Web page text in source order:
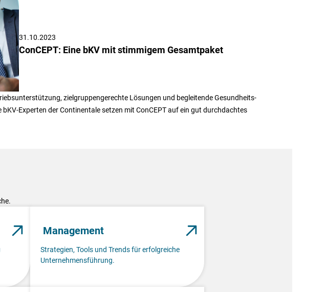
31.10.2023
ConCEPT: Eine bKV mit stimmigem Gesamtpaket
zielgruppengerechte Lösungen und begleitende Gesundheits-
Experten der Continentale setzen mit ConCEPT auf ein gut durchdachtes
Management
Strategien, Tools und Trends für erfolgreiche
Unternehmensführung.